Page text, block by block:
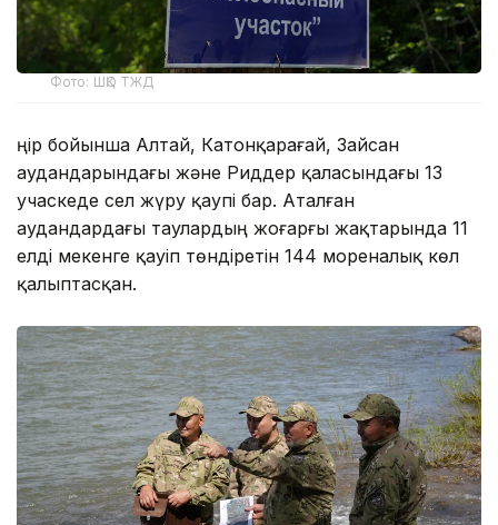
Фото: ШҚО ТЖД
Өңір бойынша Алтай, Катонқарағай, Зайсан
аудандарындағы және Риддер қаласындағы 13
учаскеде сел жүру қаупі бар. Аталған
аудандардағы таулардың жоғарғы жақтарында 11
елді мекенге қауіп төндіретін 144 мореналық көл
қалыптасқан.